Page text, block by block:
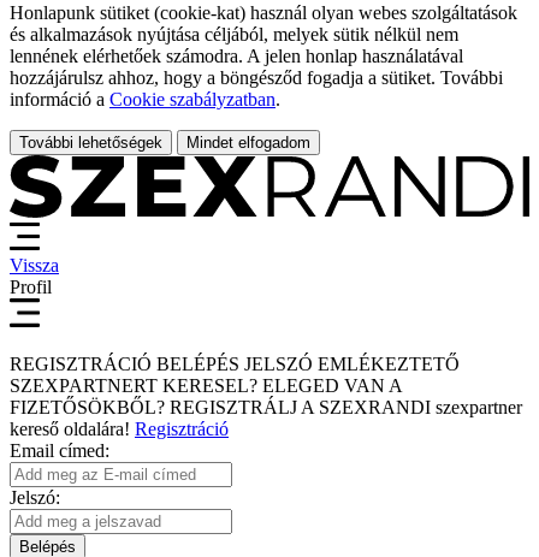
Honlapunk sütiket (cookie-kat) használ olyan webes szolgáltatások
és alkalmazások nyújtása céljából, melyek sütik nélkül nem
lennének elérhetőek számodra. A jelen honlap használatával
hozzájárulsz ahhoz, hogy a böngésződ fogadja a sütiket. További
információ a Cookie szabályzatban.
További lehetőségek Mindet elfogadom
Vissza
Profil
REGISZTRÁCIÓ BELÉPÉS JELSZÓ EMLÉKEZTETŐ
SZEXPARTNERT KERESEL? ELEGED VAN A
FIZETŐSÖKBŐL? REGISZTRÁLJ A SZEXRANDI szexpartner
kereső oldalára! Regisztráció
Email címed:
Jelszó:
Belépés